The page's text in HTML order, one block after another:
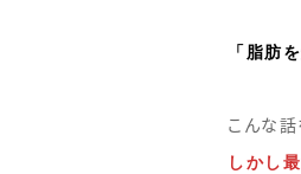
「脂肪
こんな話
しかし